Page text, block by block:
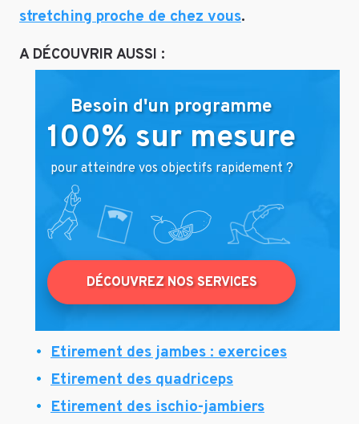
stretching proche de chez vous.
A DÉCOUVRIR AUSSI :
Besoin d'un programme
100% sur mesure
pour atteindre vos objectifs rapidement ?
DÉCOUVREZ NOS SERVICES
Etirement des jambes : exercices
Etirement des quadriceps
Etirement des ischio-jambiers